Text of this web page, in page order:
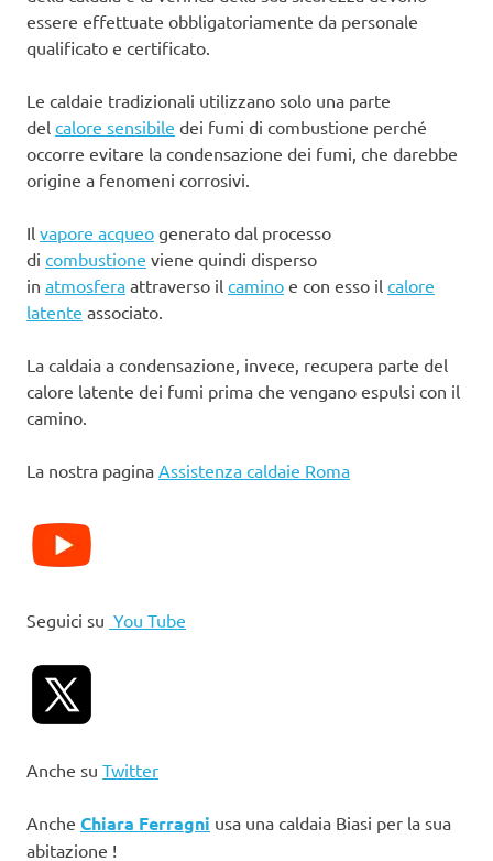
essere effettuate obbligatoriamente da personale
qualificato e certificato.
Le caldaie tradizionali utilizzano solo una parte
del calore sensibile dei fumi di combustione perché
occorre evitare la condensazione dei fumi, che darebbe
origine a fenomeni corrosivi.
Il vapore acqueo generato dal processo
di combustione viene quindi disperso
in atmosfera attraverso il camino e con esso il calore
latente associato.
La caldaia a condensazione, invece, recupera parte del
calore latente dei fumi prima che vengano espulsi con il
camino.
La nostra pagina Assistenza caldaie Roma
Seguici su You Tube
Anche su Twitter
Anche Chiara Ferragni usa una caldaia Biasi per la sua
abitazione !